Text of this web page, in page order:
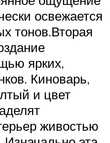
освежается
тонов.Вторая
ярких,
Киноварь,
и цвет
живостью